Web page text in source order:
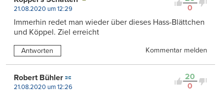
0
21.08.2020 um 12:29
Immerhin redet man wieder über dieses Hass-Blättchen
und Köppel. Ziel erreicht
Antworten Kommentar melden
20
0
Robert Bühler
21.08.2020 um 12:26